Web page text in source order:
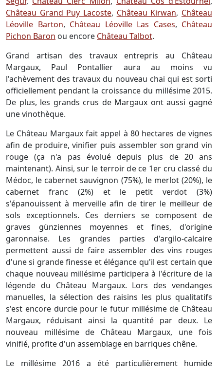
Château Grand Puy Lacoste, Château Kirwan, Château
Léoville Barton, Château Léoville Las Cases, Château
Pichon Baron ou encore Château Talbot.
Grand artisan des travaux entrepris au Château
Margaux, Paul Pontallier aura au moins vu
l'achèvement des travaux du nouveau chai qui est sorti
officiellement pendant la croissance du millésime 2015.
De plus, les grands crus de Margaux ont aussi gagné
une vinothèque.
Le Château Margaux fait appel à 80 hectares de vignes
afin de produire, vinifier puis assembler son grand vin
rouge (ça n'a pas évolué depuis plus de 20 ans
maintenant). Ainsi, sur le terroir de ce 1er cru classé du
Médoc, le cabernet sauvignon (75%), le merlot (20%), le
cabernet franc (2%) et le petit verdot (3%)
s'épanouissent à merveille afin de tirer le meilleur de
sols exceptionnels. Ces derniers se composent de
graves günziennes moyennes et fines, d'origine
garonnaise. Les grandes parties d'argilo-calcaire
permettent aussi de faire assembler des vins rouges
d'une si grande finesse et élégance qu'il est certain que
chaque nouveau millésime participera à l'écriture de la
légende du Château Margaux. Lors des vendanges
manuelles, la sélection des raisins les plus qualitatifs
s'est encore durcie pour le futur millésime de Château
Margaux, réduisant ainsi la quantité par deux. Le
nouveau millésime de Château Margaux, une fois
vinifié, profite d'un assemblage en barriques chêne.
Le millésime 2016 a été particulièrement humide